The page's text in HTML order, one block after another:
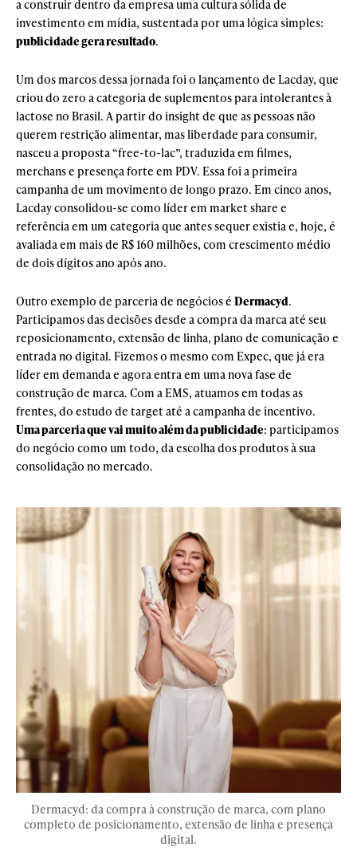
a construir dentro da empresa uma cultura sólida de
investimento em mídia, sustentada por uma lógica simples:
publicidade gera resultado.
Um dos marcos dessa jornada foi o lançamento de Lacday, que
criou do zero a categoria de suplementos para intolerantes à
lactose no Brasil. A partir do insight de que as pessoas não
querem restrição alimentar, mas liberdade para consumir,
nasceu a proposta “free-to-lac”, traduzida em filmes,
merchans e presença forte em PDV. Essa foi a primeira
campanha de um movimento de longo prazo. Em cinco anos,
Lacday consolidou-se como líder em market share e
referência em um categoria que antes sequer existia e, hoje, é
avaliada em mais de R$ 160 milhões, com crescimento médio
de dois dígitos ano após ano.
Outro exemplo de parceria de negócios é Dermacyd.
Participamos das decisões desde a compra da marca até seu
reposicionamento, extensão de linha, plano de comunicação e
entrada no digital. Fizemos o mesmo com Expec, que já era
líder em demanda e agora entra em uma nova fase de
construção de marca. Com a EMS, atuamos em todas as
frentes, do estudo de target até a campanha de incentivo.
Uma parceria que vai muito além da publicidade: participamos
do negócio como um todo, da escolha dos produtos à sua
consolidação no mercado.
Dermacyd: da compra à construção de marca, com plano
completo de posicionamento, extensão de linha e presença
digital.